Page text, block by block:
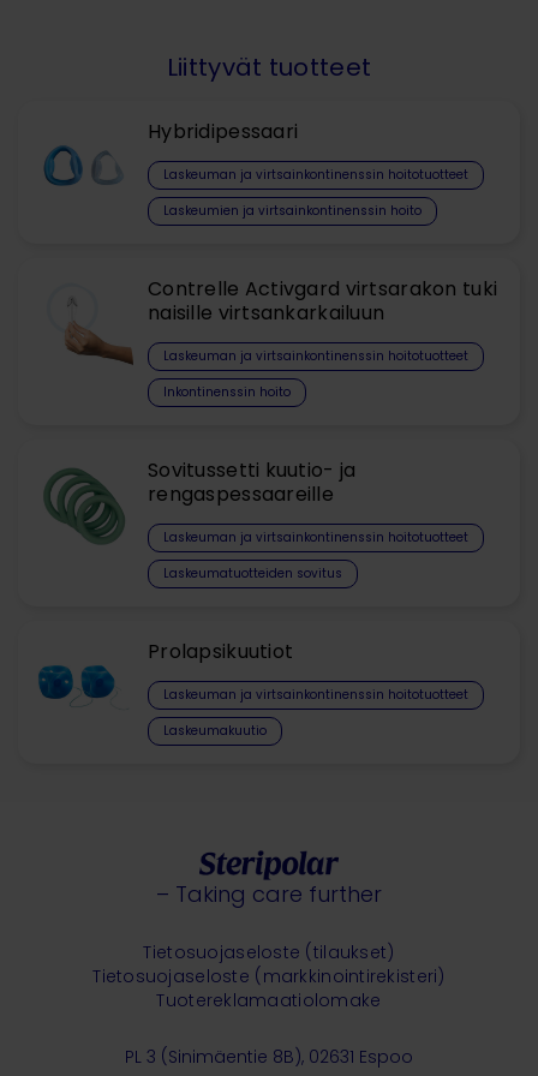
Liittyvät tuotteet
Hybridipessaari
Laskeuman ja virtsainkontinenssin hoitotuotteet​
Laskeumien ja virtsainkontinenssin hoito
Contrelle Activgard virtsarakon tuki
naisille virtsankarkailuun
Laskeuman ja virtsainkontinenssin hoitotuotteet​
Inkontinenssin hoito
Sovitussetti kuutio- ja
rengaspessaareille
Laskeuman ja virtsainkontinenssin hoitotuotteet​
Laskeumatuotteiden sovitus
Prolapsikuutiot
Laskeuman ja virtsainkontinenssin hoitotuotteet​
Laskeumakuutio
– Taking care further
PL 3 (Sinimäentie 8B), 02631 Espoo
Tietosuojaseloste (tilaukset)
Tietosuojaseloste (markkinointirekisteri)
Tuotereklamaatiolomake